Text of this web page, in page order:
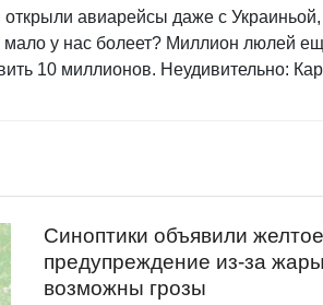
авиарейсы даже с Украиньой,
у нас болеет? Миллион люлей
10 миллионов. Неудивительно:
Синоптики объявили желтое
предупреждение из-за
возможны грозы